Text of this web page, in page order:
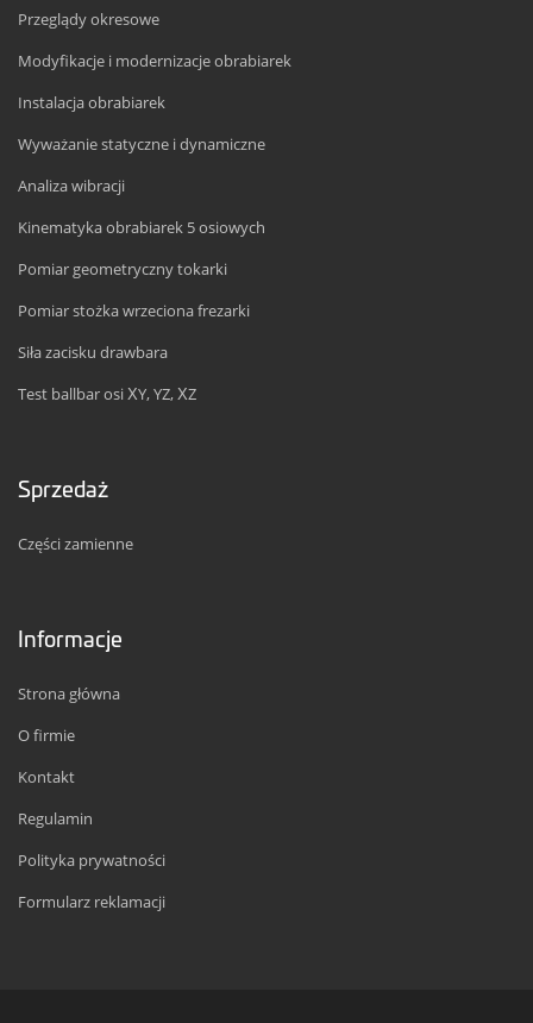
Przeglądy okresowe
Modyfikacje i modernizacje obrabiarek
Instalacja obrabiarek
Wyważanie statyczne i dynamiczne
Analiza wibracji
Kinematyka obrabiarek 5 osiowych
Pomiar geometryczny tokarki
Pomiar stożka wrzeciona frezarki
Siła zacisku drawbara
Test ballbar osi XY, YZ, XZ
Sprzedaż
Części zamienne
Informacje
Strona główna
O firmie
Kontakt
Regulamin
Polityka prywatności
Formularz reklamacji